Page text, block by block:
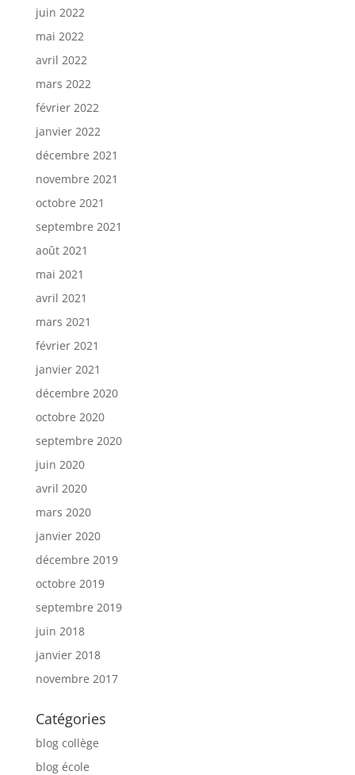
juin 2022
mai 2022
avril 2022
mars 2022
février 2022
janvier 2022
décembre 2021
novembre 2021
octobre 2021
septembre 2021
août 2021
mai 2021
avril 2021
mars 2021
février 2021
janvier 2021
décembre 2020
octobre 2020
septembre 2020
juin 2020
avril 2020
mars 2020
janvier 2020
décembre 2019
octobre 2019
septembre 2019
juin 2018
janvier 2018
novembre 2017
Catégories
blog collège
blog école